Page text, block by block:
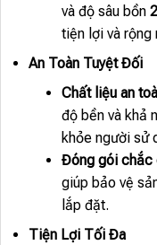
và độ sâu bồn
tiện lợi và rộng
An Toàn Tuyệt Đối
Chất liệu an
độ bền và khả
khỏe người sử
Đóng gói chắc
giúp bảo vệ
lắp đặt.
Tiện Lợi Tối Đa